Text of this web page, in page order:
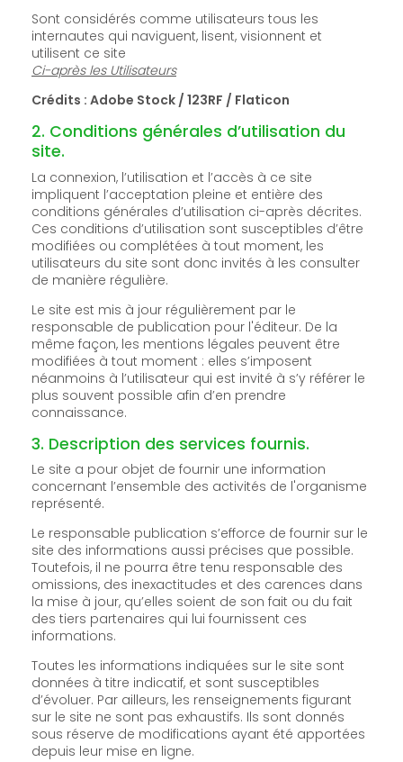
Sont considérés comme utilisateurs tous les
internautes qui naviguent, lisent, visionnent et
utilisent ce site
Ci-après les Utilisateurs
Crédits : Adobe Stock / 123RF / Flaticon
2. Conditions générales d’utilisation du
site.
La connexion, l’utilisation et l’accès à ce site
impliquent l’acceptation pleine et entière des
conditions générales d’utilisation ci-après décrites.
Ces conditions d’utilisation sont susceptibles d’être
modifiées ou complétées à tout moment, les
utilisateurs du site sont donc invités à les consulter
de manière régulière.
Le site est mis à jour régulièrement par le
responsable de publication pour l'éditeur. De la
même façon, les mentions légales peuvent être
modifiées à tout moment : elles s’imposent
néanmoins à l’utilisateur qui est invité à s’y référer le
plus souvent possible afin d’en prendre
connaissance.
3. Description des services fournis.
Le site a pour objet de fournir une information
concernant l’ensemble des activités de l'organisme
représenté.
Le responsable publication s’efforce de fournir sur le
site des informations aussi précises que possible.
Toutefois, il ne pourra être tenu responsable des
omissions, des inexactitudes et des carences dans
la mise à jour, qu’elles soient de son fait ou du fait
des tiers partenaires qui lui fournissent ces
informations.
Toutes les informations indiquées sur le site sont
données à titre indicatif, et sont susceptibles
d’évoluer. Par ailleurs, les renseignements figurant
sur le site ne sont pas exhaustifs. Ils sont donnés
sous réserve de modifications ayant été apportées
depuis leur mise en ligne.